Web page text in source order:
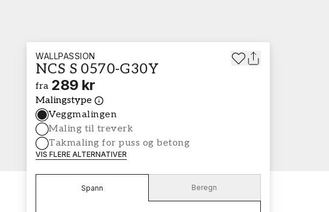
WALLPASSION
NCS S 0570-G30Y
fra 289 kr
Malingstype
Veggmalingen
Maling til treverk
Takmaling for puss og betong
VIS FLERE ALTERNATIVER
Spann Beregn